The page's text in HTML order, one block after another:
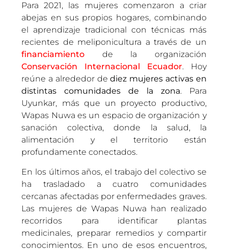
Para 2021, las mujeres comenzaron a criar
abejas en sus propios hogares, combinando
el aprendizaje tradicional con técnicas más
recientes de meliponicultura a través de un
financiamiento de la organización
Conservación Internacional Ecuador. Hoy
reúne a alrededor dediez mujeres activas en
distintas comunidades de la zona. Para
Uyunkar, más que un proyecto productivo,
Wapas Nuwa es un espacio de organización y
sanación colectiva, donde la salud, la
alimentación y el territorio están
profundamente conectados.
En los últimos años, el trabajo del colectivo se
ha trasladado a cuatro comunidades
cercanas afectadas por enfermedades graves.
Las mujeres de Wapas Nuwa han realizado
recorridos para identificar plantas
medicinales, preparar remedios y compartir
conocimientos. En uno de esos encuentros,